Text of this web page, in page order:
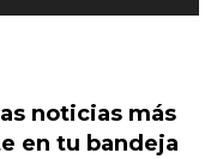
noticias más
en tu bandeja